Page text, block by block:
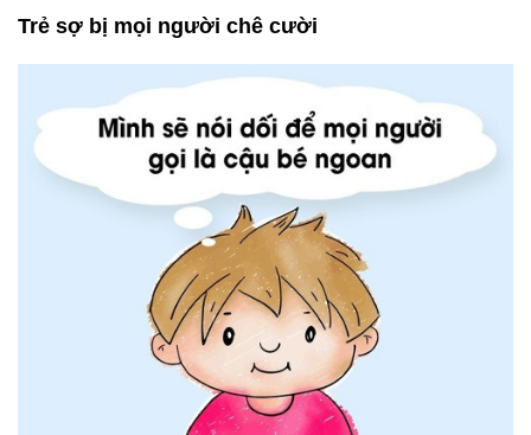
Trẻ sợ bị mọi người chê cười